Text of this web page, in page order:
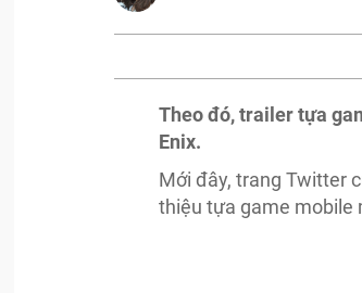
Theo đó, trailer tựa
Enix.
Mới đây, trang Twitter
thiệu tựa game mobile